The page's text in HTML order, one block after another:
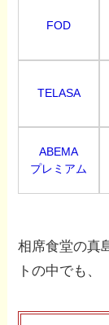
FOD
TELASA
ABEMA
プレミアム
相席食堂の真
トの中でも、